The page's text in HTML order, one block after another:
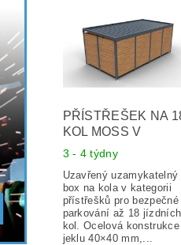
PŘÍSTŘEŠEK NA
KOL MOSS V
3 - 4 týdny
Uzavřený uzamykatelný
box na kola v kategorii
přístřešků pro bezpečné
parkování až 18 jízdních
kol. Ocelová konstrukce
jeklu 40×40 mm,...